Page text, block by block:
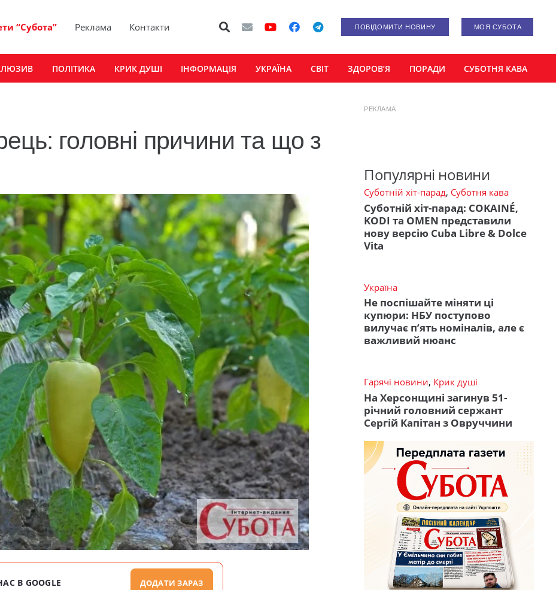
“Субота” Реклама Контакти ПОВІДОМИТИ НОВИНУ МОЯ СУБОТА
ПОЛІТИКА КРИК ДУШІ ІНФОРМАЦІЯ УКРАЇНА СВІТ ЗДОРОВ’Я ПОРАДИ СУБОТНЯ КАВА
головні причини та що з
В GOOGLE ДОДАТИ ЗАРАЗ
РЕКЛАМА
Популярні новини
Суботній хіт-парад, Суботня кава
Суботній хіт-парад: COKAINÉ,
KODI та OMEN представили
нову версію Cuba Libre & Dolce
Vita
Україна
Не поспішайте міняти ці
купюри: НБУ поступово
вилучає п’ять номіналів, але є
важливий нюанс
Гарячі новини, Крик душі
На Херсонщині загинув 51-
річний головний сержант
Сергій Капітан з Овруччини